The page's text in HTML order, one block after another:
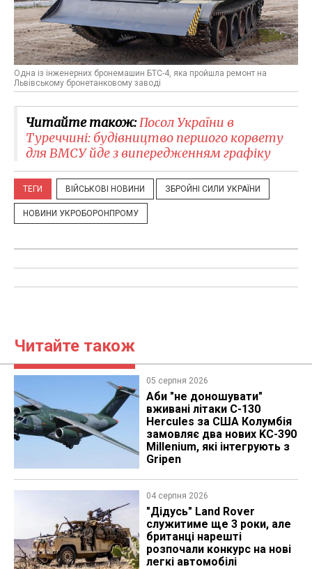
Одна із інженерних бронемашин БТС-4, яка пройшла ремонт на
Львівському бронетанковому заводі
Читайте також:Посол України в
Туреччині: будівництво першого корвету
для ВМСУ йде з випередженням графіку
ТЕГИ ВІЙСЬКОВІ НОВИНИ ЗБРОЙНІ СИЛИ УКРАЇНИ
НОВИНИ УКРОБОРОНПРОМУ
Читайте також
05 серпня 2026
Аби "не доношувати"
вживані літаки C-130
Hercules за США Колумбія
замовляє два нових KC-390
Millenium, які інтегрують з
Gripen
04 серпня 2026
"Дідусь" Land Rover
служитиме ще 3 роки, але
британці нарешті
розпочали конкурс на нові
легкі автомобілі